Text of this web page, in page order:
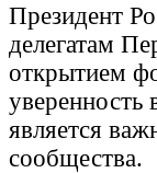
Президент
делегатам
открытием
является
сообщества.